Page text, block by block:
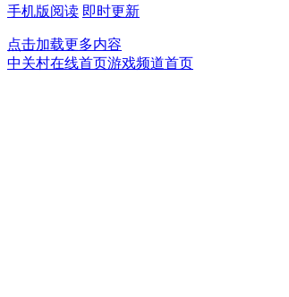
手机版阅读 即时更新
点击加载更多内容
中关村在线首页游戏频道首页